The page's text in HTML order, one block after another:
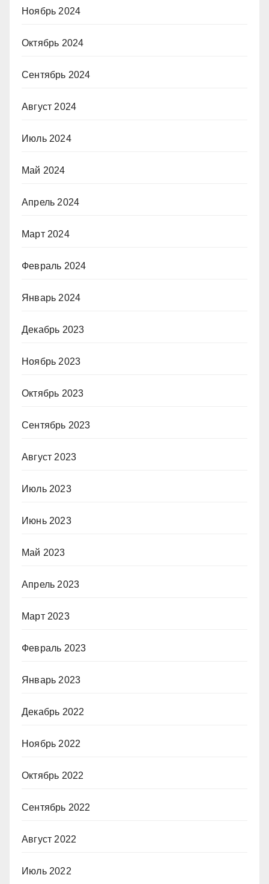
Ноябрь 2024
Октябрь 2024
Сентябрь 2024
Август 2024
Июль 2024
Май 2024
Апрель 2024
Март 2024
Февраль 2024
Январь 2024
Декабрь 2023
Ноябрь 2023
Октябрь 2023
Сентябрь 2023
Август 2023
Июль 2023
Июнь 2023
Май 2023
Апрель 2023
Март 2023
Февраль 2023
Январь 2023
Декабрь 2022
Ноябрь 2022
Октябрь 2022
Сентябрь 2022
Август 2022
Июль 2022